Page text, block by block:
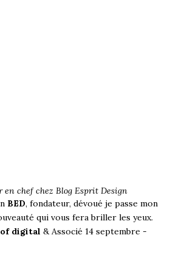
en chef chez Blog Esprit Design
BED, fondateur, dévoué je passe mon
qui vous fera briller les yeux.
of digital & Associé 14 septembre -